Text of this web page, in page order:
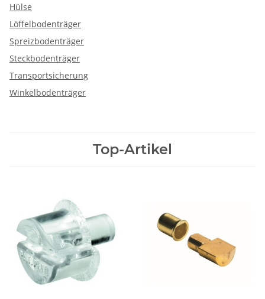
Hülse
Löffelbodenträger
Spreizbodenträger
Steckbodenträger
Transportsicherung
Winkelbodenträger
Top-Artikel